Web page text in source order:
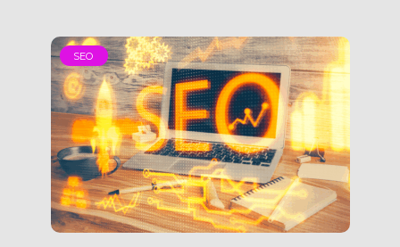
SEO